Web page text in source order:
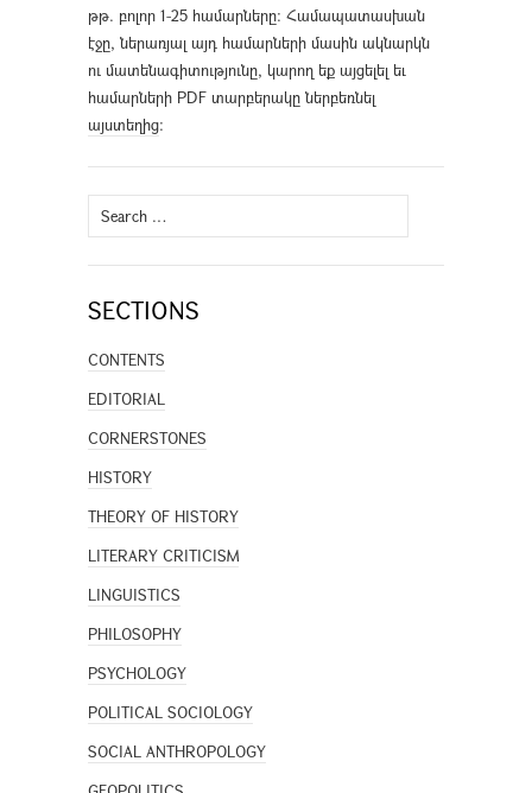
թթ. բոլոր 1-25 համարները։ Համապատասխան
էջը, ներառյալ այդ համարների մասին ակնարկն
ու մատենագիտությունը, կարող եք այցելել եւ
համարների PDF տարբերակը ներբեռնել
այստեղից։
Search
for:
SECTIONS
CONTENTS
EDITORIAL
CORNERSTONES
HISTORY
THEORY OF HISTORY
LITERARY CRITICISM
LINGUISTICS
PHILOSOPHY
PSYCHOLOGY
POLITICAL SOCIOLOGY
SOCIAL ANTHROPOLOGY